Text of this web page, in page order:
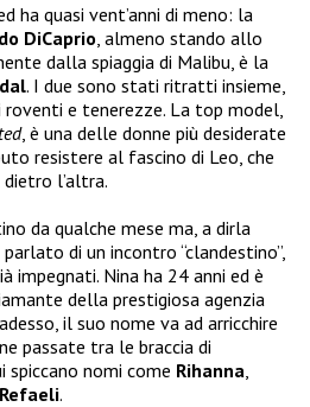
ha quasi vent’anni di meno: la
DiCaprio , almeno stando allo
dalla spiaggia di Malibu, è la
. I due sono stati ritratti insieme,
roventi e tenerezze. La top model,
, è una delle donne più desiderate
resistere al fascino di Leo, che
l’altra.
da qualche mese ma, a dirla
di un incontro “clandestino”,
impegnati. Nina ha 24 anni ed è
della prestigiosa agenzia
il suo nome va ad arricchire
passate tra le braccia di
spiccano nomi come Rihanna
.